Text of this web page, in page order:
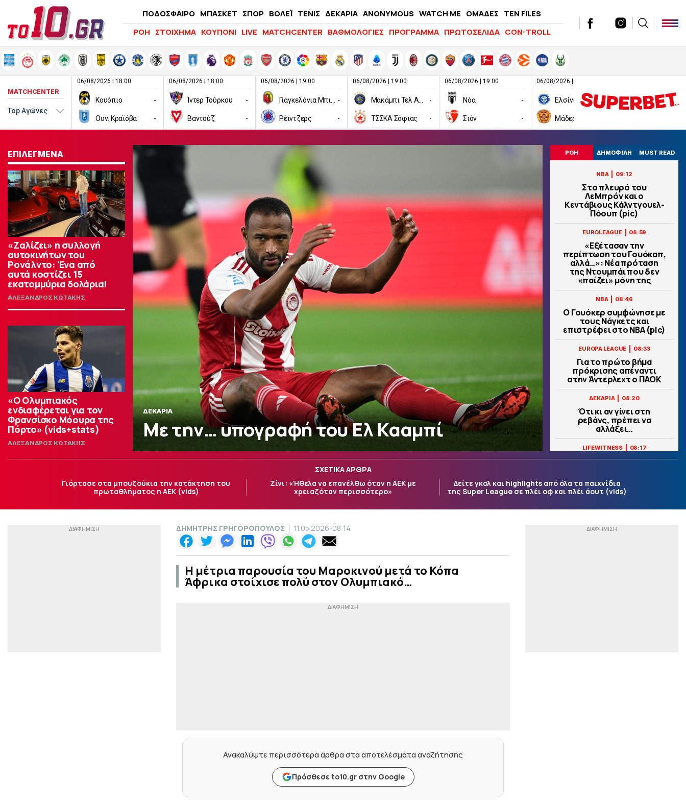
ΠΟΔΟΣΦΑΙΡΟ ΜΠΑΣΚΕΤ ΣΠΟΡ ΒΟΛΕΪ ΤΕΝΙΣ ΔΕΚΑΡΙΑ ANONYMOUS WATCH ME ΟΜΑΔΕΣ TEN FILES
LIFEWITNESS
ΡΟΗ ΣΤΟΙΧΗΜΑ ΚΟΥΠΟΝΙ LIVE MATCHCENTER ΒΑΘΜΟΛΟΓΙΕΣ ΠΡΟΓΡΑΜΜΑ ΠΡΩΤΟΣΕΛΙΔΑ CON-TROLL
MATCHCENTER
06/08/2026 | 18:00
Κουόπιο -
Ουν. Κραϊόβα -
06/08/2026 | 18:00
Ίντερ Τούρκου -
Βαντούζ -
06/08/2026 | 19:00
-
Ρέιντζερς -
06/08/2026 | 19:00
-
ΤΣΣΚΑ Σόφιας -
06/08/2026 | 19:00
Νόα -
Σιόν -
06/08/2026 | 19:00
Ελσίνκι -
Μάδεργουελ
ΕΠΙΛΕΓΜΕΝΑ
«Ζαλίζει» η συλλογή
αυτοκινήτων του
Ρονάλντο: Ένα από
αυτά κοστίζει 15
εκατομμύρια δολάρια!
ΑΛΕΞΑΝΔΡΟΣ ΚΩΤΑΚΗΣ
«Ο Ολυμπιακός
ενδιαφέρεται για τον
Φρανσίσκο Μόουρα της
Πόρτο» (vids+stats)
ΑΛΕΞΑΝΔΡΟΣ ΚΩΤΑΚΗΣ
ΔΕΚΑΡΙΑ
Με την… υπογραφή του Ελ Κααμπί
ΡΟΗ ΔΗΜΟΦΙΛΗ MUST READ
NBA 09:12
Στο πλευρό του
ΛεΜπρόν και ο
Κεντάβιους Κάλντγουελ-
Πόουπ (pic)
EUROLEAGUE 08:59
«Εξέτασαν την
περίπτωση του Γουόκαπ,
αλλά…»: Νέα πρόταση
της Ντουμπάι που δεν
«παίζει» μόνη της
NBA 08:46
Ο Γουόκερ συμφώνησε με
τους Νάγκετς και
επιστρέφει στο NBA (pic)
EUROPA LEAGUE 08:33
Για το πρώτο βήμα
πρόκρισης απέναντι
στην Άντερλεχτ ο ΠΑΟΚ
ΔΕΚΑΡΙΑ 08:20
Ότι κι αν γίνει στη
ρεβάνς, πρέπει να
αλλάξει…
LIFEWITNESS 08:17
Ανατροπή με την
Αθηνάς Ωνάση: Η κίνηση
των 10 εκατομμυρίων
ευρώ
Υπογράφει και
ΣΧΕΤΙΚΑ ΑΡΘΡΑ
Γιόρτασε στα μπουζούκια την κατάκτηση του
πρωταθλήματος η ΑΕΚ (vids)
Ζίνι: «Ήθελα να επανέλθω όταν η ΑΕΚ με
χρειαζόταν περισσότερο»
Δείτε γκολ και highlights από όλα τα παιχνίδια
της Super League σε πλέι οφ και πλέι άουτ (vids)
ΔΗΜΗΤΡΗΣ ΓΡΗΓΟΡΟΠΟΥΛΟΣ 11.05.2026-08:14
Η μέτρια παρουσία του Μαροκινού μετά το Κόπα
Άφρικα στοίχισε πολύ στον Ολυμπιακό…
Ανακαλύψτε περισσότερα άρθρα στα αποτελέσματα αναζήτησης
Πρόσθεσε to10.gr στην Google